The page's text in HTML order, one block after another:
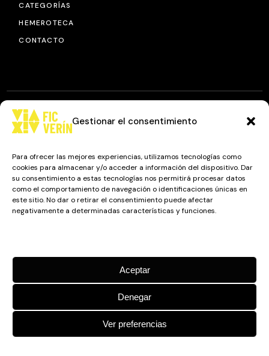
Gestionar el consentimiento
Para ofrecer las mejores experiencias, utilizamos tecnologías como
cookies para almacenar y/o acceder a información del dispositivo. Dar
su consentimiento a estas tecnologías nos permitirá procesar datos
como el comportamiento de navegación o identificaciones únicas en
este sitio. No dar o retirar el consentimiento puede afectar
negativamente a determinadas características y funciones.
Aceptar
Denegar
Ver preferencias
CATEGORÍAS
HEMEROTECA
CONTACTO
Camino a Balnearios de Sousas
32600, Verín, Ourense